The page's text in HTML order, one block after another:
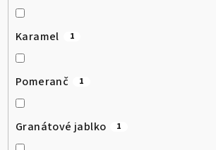
Karamel 1
Pomeranč 1
Granátové jablko 1